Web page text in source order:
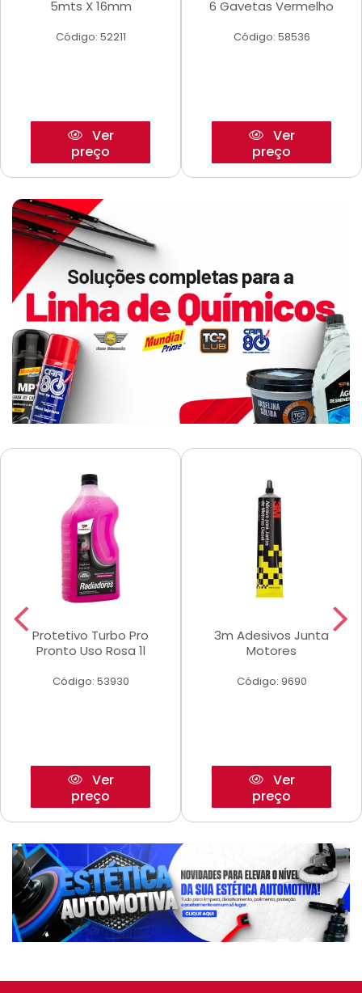
5mts X 16mm
Código: 52211
Ver
preço
6 Gavetas Vermelho
Código: 58536
Ver
preço
Protetivo Turbo Pro
Pronto Uso Rosa 1l
Código: 53930
Ver
preço
3m Adesivos Junta
Motores
Código: 9690
Ver
preço